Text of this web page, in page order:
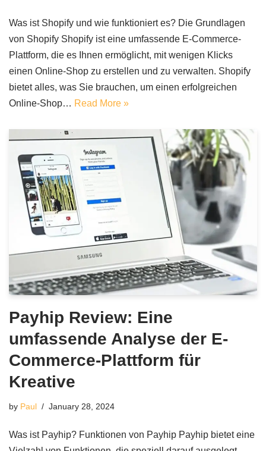
Was ist Shopify und wie funktioniert es? Die Grundlagen
von Shopify Shopify ist eine umfassende E-Commerce-
Plattform, die es Ihnen ermöglicht, mit wenigen Klicks
einen Online-Shop zu erstellen und zu verwalten. Shopify
bietet alles, was Sie brauchen, um einen erfolgreichen
Online-Shop… Read More »
Payhip Review: Eine
umfassende Analyse der E-
Commerce-Plattform für
Kreative
by Paul January 28, 2024
Was ist Payhip? Funktionen von Payhip Payhip bietet eine